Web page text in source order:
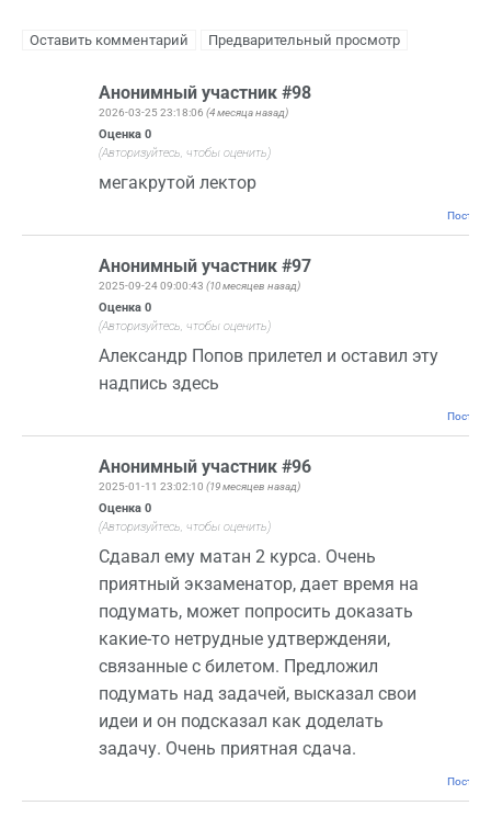
Анонимный участник #98
2026-03-25 23:18:06 (4 месяца назад)
Оценка 0
(Авторизуйтесь, чтобы оценить)
мегакрутой лектор
Анонимный участник #97
2025-09-24 09:00:43 (10 месяцев назад)
Оценка 0
(Авторизуйтесь, чтобы оценить)
Александр Попов прилетел и оставил эту
надпись здесь
Анонимный участник #96
2025-01-11 23:02:10 (19 месяцев назад)
Оценка 0
(Авторизуйтесь, чтобы оценить)
Сдавал ему матан 2 курса. Очень
приятный экзаменатор, дает время на
подумать, может попросить доказать
какие-то нетрудные удтвержденяи,
связанные с билетом. Предложил
подумать над задачей, высказал свои
идеи и он подсказал как доделать
задачу. Очень приятная сдача.